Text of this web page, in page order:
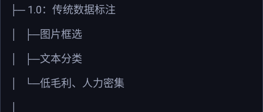
├─ 1.0 ：传统数据标注
├─图片框选
├─文本分类
└─低毛利、人力密集